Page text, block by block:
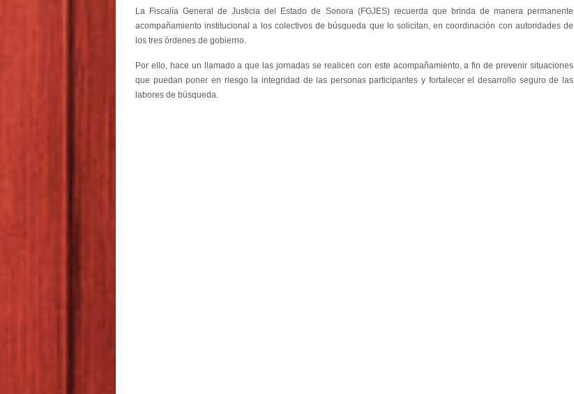
La Fiscalía General de Justicia del Estado de Sonora (FGJES) recuerda que brinda de manera permanente
acompañamiento institucional a los colectivos de búsqueda que lo solicitan, en coordinación con autoridades de
los tres órdenes de gobierno.
Por ello, hace un llamado a que las jornadas se realicen con este acompañamiento, a fin de prevenir situaciones
que puedan poner en riesgo la integridad de las personas participantes y fortalecer el desarrollo seguro de las
labores de búsqueda.